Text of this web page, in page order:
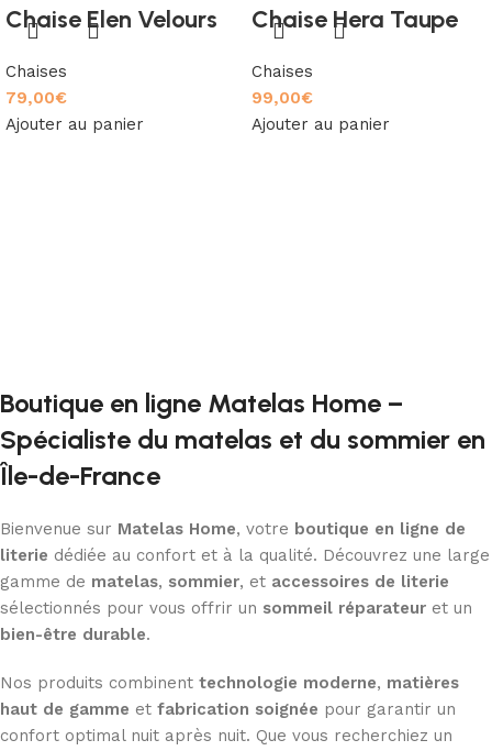
Chaise Elen Velours
Chaises
79,00€
Ajouter au panier
Chaise Hera Taupe
Chaises
99,00€
Ajouter au panier
Boutique en ligne Matelas Home –
Spécialiste du matelas et du sommier en
Île-de-France
Bienvenue sur Matelas Home, votre boutique en ligne de
literie dédiée au confort et à la qualité. Découvrez une large
gamme de matelas, sommier, et accessoires de literie
sélectionnés pour vous offrir un sommeil réparateur et un
bien-être durable.
Nos produits combinent technologie moderne, matières
haut de gamme et fabrication soignée pour garantir un
confort optimal nuit après nuit. Que vous recherchiez un